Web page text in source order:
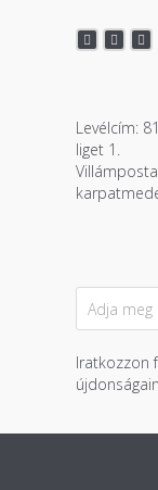
Levélcím:
liget 1.
Iratkozzon